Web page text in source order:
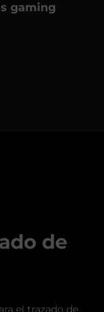
gaming
de
el trazado de